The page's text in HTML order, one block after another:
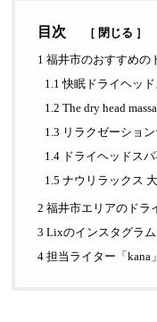
目次 ［ 閉じる ］
1 福井市のおすすめの
1.1 快眠ドライヘッ
1.2 The dry head
1.3 リラクゼーション
1.4 ドライヘッドス
1.5 ナウリラックス
2 福井市エリアのドラ
3 Lixのインスタグラム
4 担当ライター「kana」